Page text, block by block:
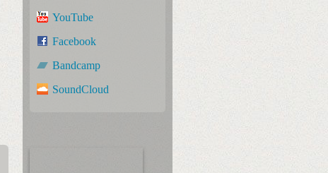
YouTube
Facebook
Bandcamp
SoundCloud